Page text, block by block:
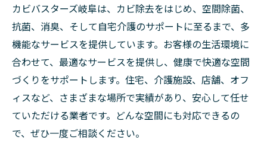
カビバスターズ岐阜は、カビ除去をはじめ、空間除菌、
抗菌、消臭、そして自宅介護のサポートに至るまで、多
機能なサービスを提供しています。お客様の生活環境に
合わせて、最適なサービスを提供し、健康で快適な空間
づくりをサポートします。住宅、介護施設、店舗、オフ
ィスなど、さまざまな場所で実績があり、安心して任せ
ていただける業者です。どんな空間にも対応できるの
で、ぜひ一度ご相談ください。